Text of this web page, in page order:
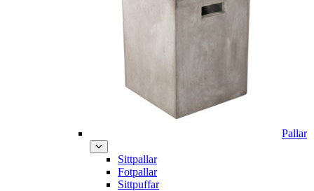
Pallar
Sittpallar
Fotpallar
Sittpuffar